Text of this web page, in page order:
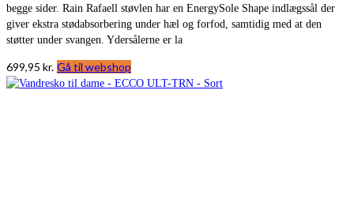
begge sider. Rain Rafaell støvlen har en EnergySole Shape indlægssål der
giver ekstra stødabsorbering under hæl og forfod, samtidig med at den
støtter under svangen. Ydersålerne er la
699,95 kr. Gå til webshop